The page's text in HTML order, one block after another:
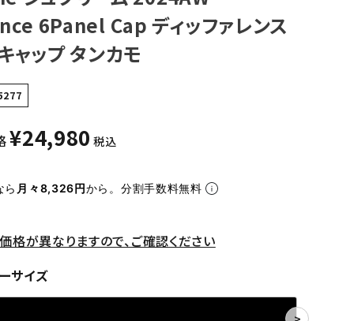
6Panel Cap ディッファレンス
ャップ タンカモ
¥24,980 税込
ら 月々8,326円から。分割手数料無料
格が異なりますので、ご確認ください
サイズ